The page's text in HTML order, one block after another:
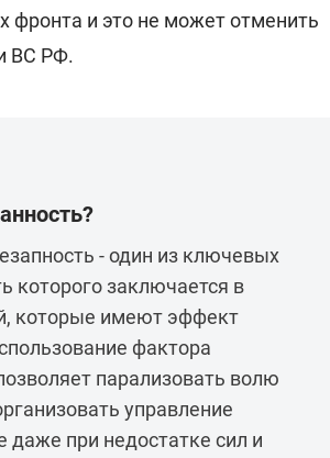
фронта и это не может отменить
ВС РФ.
- один из ключевых
которого заключается в
которые имеют эффект
фактора
парализовать волю
управление
даже при недостатке сил и